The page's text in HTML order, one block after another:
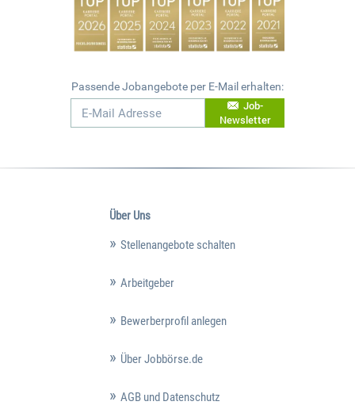
Passende Jobangebote per E-Mail erhalten:
Job-
Newsletter
Über Uns
Stellenangebote schalten
Arbeitgeber
Bewerberprofil anlegen
Über Jobbörse.de
AGB und Datenschutz